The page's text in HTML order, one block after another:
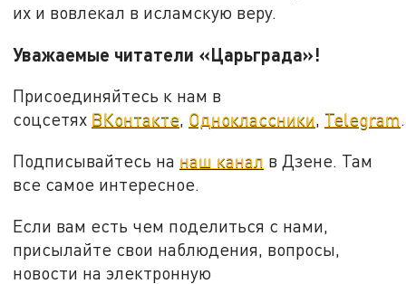
их и вовлекал в исламскую веру.
Уважаемые читатели «Царьграда»!
Присоединяйтесь к нам в
соцсетях ВКонтакте, Одноклассники, Telegram.
Подписывайтесь на наш канал в Дзене. Там
все самое интересное.
Если вам есть чем поделиться с нами,
присылайте свои наблюдения, вопросы,
новости на электронную